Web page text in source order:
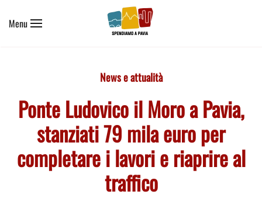
Skip to main content
Menu
News e attualità
Ponte Ludovico il Moro a Pavia,
stanziati 79 mila euro per
completare i lavori e riaprire al
traffico